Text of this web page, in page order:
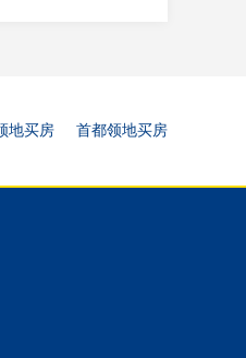
地买房 首都领地买房